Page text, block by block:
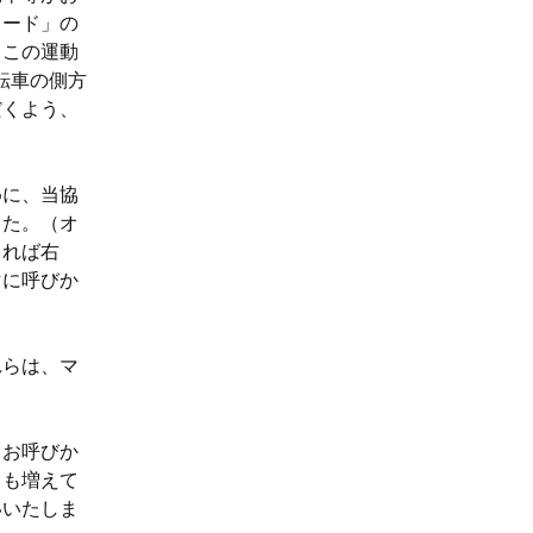
ド」の
の運動
車の側方
よう、
、当協
。（オ
ば右
呼びか
は、マ
呼びか
増えて
たしま